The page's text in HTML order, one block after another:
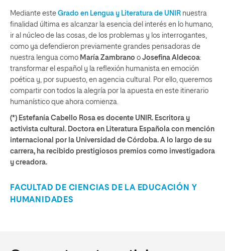
Mediante este Grado en Lengua y Literatura de UNIR nuestra
finalidad última es alcanzar la esencia del interés en lo humano,
ir al núcleo de las cosas, de los problemas y los interrogantes,
como ya defendieron previamente grandes pensadoras de
nuestra lengua como María Zambrano o Josefina Aldecoa:
transformar el español y la reflexión humanista en emoción
poética y, por supuesto, en agencia cultural. Por ello, queremos
compartir con todos la alegría por la apuesta en este itinerario
humanístico que ahora comienza.
(*) Estefanía Cabello Rosa es docente UNIR. Escritora y
activista cultural. Doctora en Literatura Española con mención
internacional por la Universidad de Córdoba. A lo largo de su
carrera, ha recibido prestigiosos premios como investigadora
y creadora.
FACULTAD DE CIENCIAS DE LA EDUCACIÓN Y
HUMANIDADES